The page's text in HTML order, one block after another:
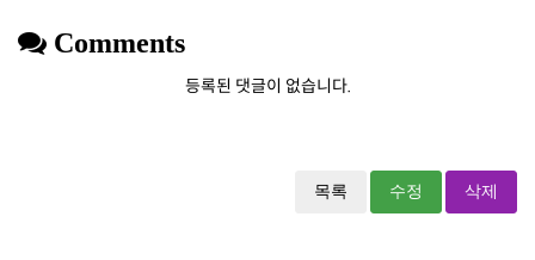
Comments
등록된 댓글이 없습니다.
목록 수정 삭제